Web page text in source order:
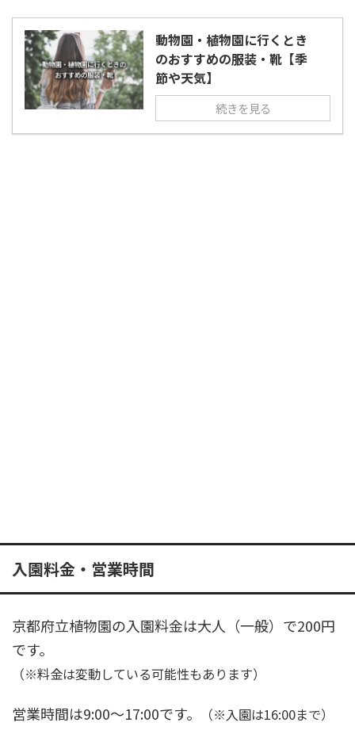
動物園・植物園に行くとき
のおすすめの服装・靴【季
節や天気】
続きを見る
入園料金・営業時間
京都府立植物園の入園料金は大人（一般）で200円
です。
（※料金は変動している可能性もあります）
営業時間は9:00～17:00です。 （※入園は16:00まで）